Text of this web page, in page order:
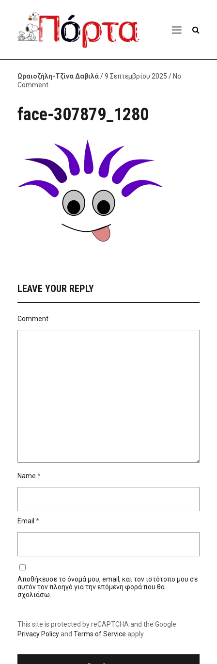
Ωραιοζήλη-Τζίνα Δαβιλά/ 9 Σεπτεμβρίου 2025 / No
Comment
face-307879_1280
LEAVE YOUR REPLY
Comment
Name *
Email *
Αποθήκευσε το όνομά μου, email, και τον ιστότοπο μου σε
αυτόν τον πλοηγό για την επόμενη φορά που θα
σχολιάσω.
This site is protected by reCAPTCHA and the Google
Privacy Policyand Terms of Service apply.